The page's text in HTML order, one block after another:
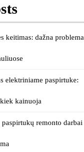
keitimas: dažna problema
elektriniame paspirtuke:
kainuoja
remonto darbai